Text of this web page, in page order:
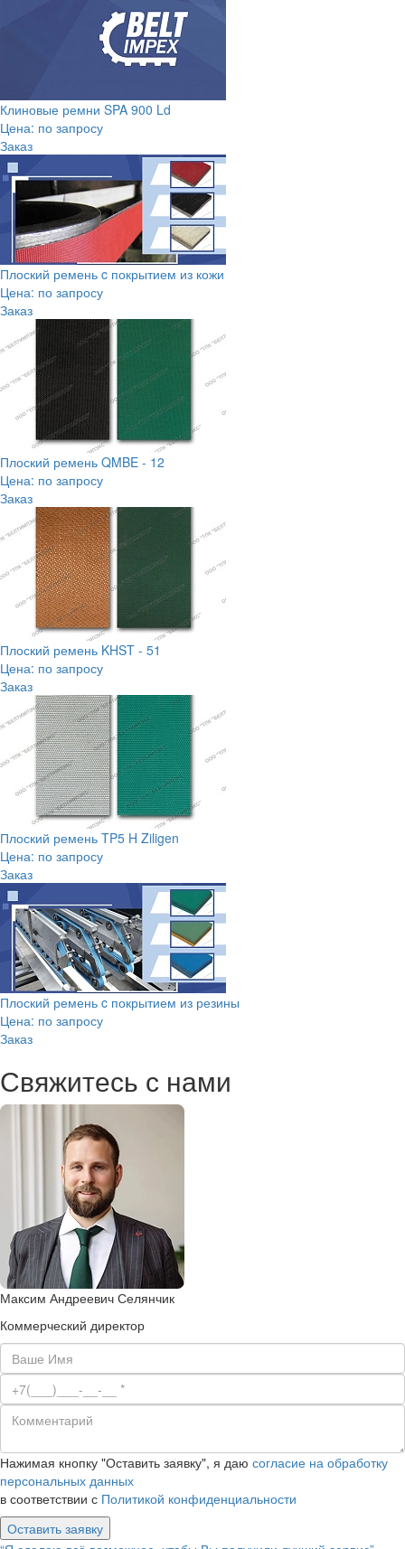
Клиновые ремни SPA 900 Ld
Цена: по запросу
Заказ
Плоский ремень c покрытием из кожи
Цена: по запросу
Заказ
Плоский ремень QMBE - 12
Цена: по запросу
Заказ
Плоский ремень KHST - 51
Цена: по запросу
Заказ
Плоский ремень TP5 H Ziligen
Цена: по запросу
Заказ
Плоский ремень c покрытием из резины
Цена: по запросу
Заказ
Свяжитесь с нами
Максим Андреевич Селянчик
Коммерческий директор
Нажимая кнопку "Оставить заявку", я даю согласие на обработку
персональных данных
в соответствии с Политикой конфиденциальности
Оставить заявку